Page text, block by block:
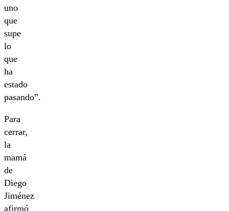
uno
que
supe
lo
que
ha
estado
pasando”.
Para
cerrar,
la
mamá
de
Diego
Jiménez
afirmó